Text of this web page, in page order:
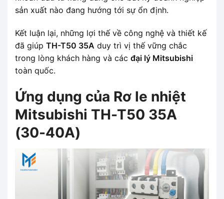
sản xuất nào đang hướng tới sự ổn định.
Kết luận lại, những lợi thế về công nghệ và thiết kế
đã giúp TH-T50 35A duy trì vị thế vững chắc
trong lòng khách hàng và các đại lý Mitsubishi
toàn quốc.
Ứng dụng của Rơ le nhiệt
Mitsubishi TH-T50 35A
(30-40A)